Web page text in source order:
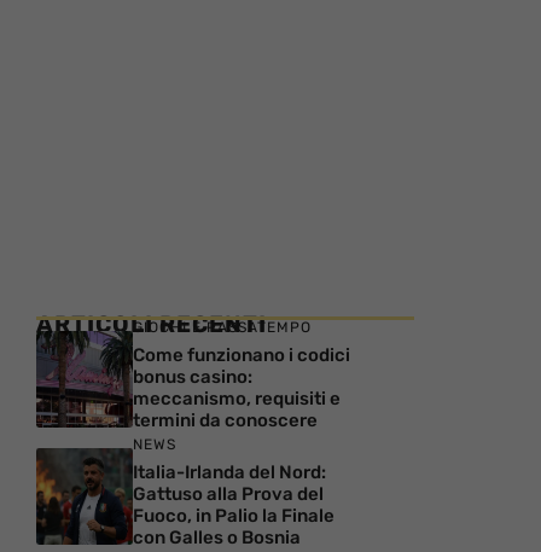
ARTICOLI RECENTI
GIOCHI E PASSATEMPO
Come funzionano i codici
bonus casino:
meccanismo, requisiti e
termini da conoscere
NEWS
Italia-Irlanda del Nord:
Gattuso alla Prova del
Fuoco, in Palio la Finale
con Galles o Bosnia